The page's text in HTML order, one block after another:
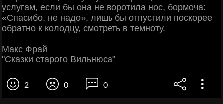
услугам, если бы она не воротила нос, бормоча:
«Спасибо, не надо», лишь бы отпустили поскорее
обратно к колодцу, смотреть в темноту.
Макс Фрай
"Сказки старого Вильнюса"
2 0 0